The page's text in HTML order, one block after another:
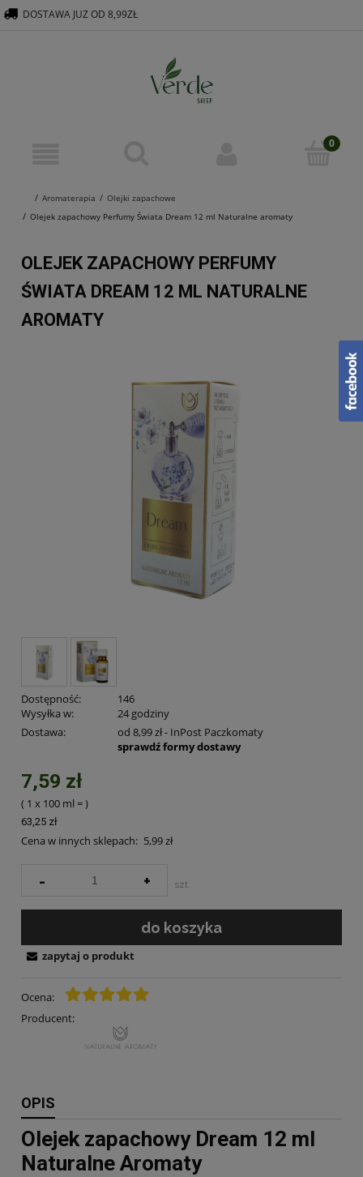
Aromaterapia
Olejki zapachowe
Olejek zapachowy Perfumy Świata Dream 12 ml Naturalne aromaty
DOSTAWA JUZ OD 8,99ZŁ
OLEJEK ZAPACHOWY PERFUMY
ŚWIATA DREAM 12 ML NATURALNE
AROMATY
Dostępność:
146
Wysyłka w:
24 godziny
Dostawa:
od 8,99 zł- InPost Paczkomaty
sprawdź formy dostawy
7,59 zł
( 1 x 100 ml =
63,25 zł
)
Cena w innych sklepach: 5,99 zł
- + szt.
do koszyka
Ocena:
Producent:
zapytaj o produkt
OPIS
Olejek zapachowy Dream 12 ml
Naturalne Aromaty